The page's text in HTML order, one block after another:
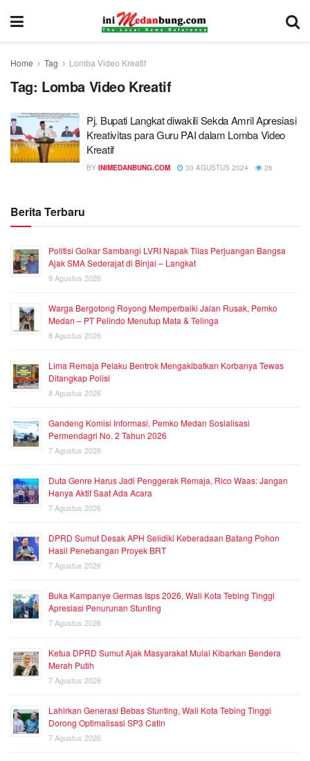
Home Tag Lomba Video Kreatif
Tag: Lomba Video Kreatif
Pj. Bupati Langkat diwakili Sekda Amril Apresiasi
Kreativitas para Guru PAI dalam Lomba Video
Kreatif
BY INIMEDANBUNG.COM 30 AGUSTUS 2024 26
Berita Terbaru
Politisi Golkar Sambangi LVRI Napak Tilas Perjuangan Bangsa
Ajak SMA Sederajat di Binjai – Langkat
9 Agustus 2026
Warga Bergotong Royong Memperbaiki Jalan Rusak, Pemko
Medan – PT Pelindo Menutup Mata & Telinga
8 Agustus 2026
Lima Remaja Pelaku Bentrok Mengakibatkan Korbanya Tewas
Ditangkap Polisi
8 Agustus 2026
Gandeng Komisi Informasi, Pemko Medan Sosialisasi
Permendagri No. 2 Tahun 2026
7 Agustus 2026
Duta Genre Harus Jadi Penggerak Remaja, Rico Waas: Jangan
Hanya Aktif Saat Ada Acara
7 Agustus 2026
DPRD Sumut Desak APH Selidiki Keberadaan Batang Pohon
Hasil Penebangan Proyek BRT
7 Agustus 2026
Buka Kampanye Germas Isps 2026, Wali Kota Tebing Tinggi
Apresiasi Penurunan Stunting
7 Agustus 2026
Ketua DPRD Sumut Ajak Masyarakat Mulai Kibarkan Bendera
Merah Putih
7 Agustus 2026
Lahirkan Generasi Bebas Stunting, Wali Kota Tebing Tinggi
Dorong Optimalisasi SP3 Catin
7 Agustus 2026